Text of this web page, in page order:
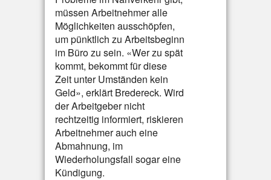
müssen Arbeitnehmer alle
Möglichkeiten ausschöpfen,
um pünktlich zu Arbeitsbeginn
im Büro zu sein. «Wer zu spät
kommt, bekommt für diese
Zeit unter Umständen kein
Geld», erklärt Bredereck. Wird
der Arbeitgeber nicht
rechtzeitig informiert, riskieren
Arbeitnehmer auch eine
Abmahnung, im
Wiederholungsfall sogar eine
Kündigung.